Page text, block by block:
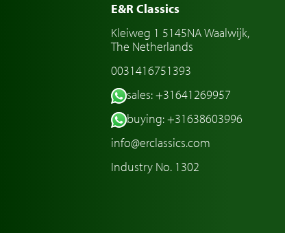
E&R Classics
Kleiweg 1 5145NA Waalwijk,
The Netherlands
0031416751393
sales: +31641269957
buying: +31638603996
info@erclassics.com
Industry No. 1302